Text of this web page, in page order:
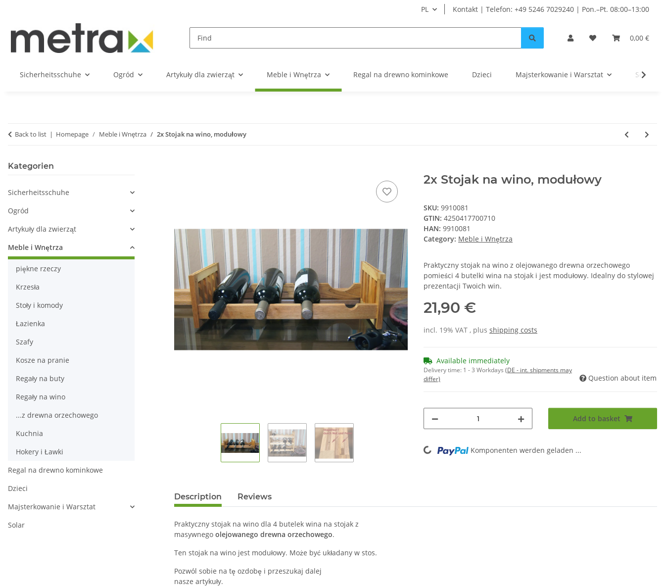
PL Kontakt | Telefon: +49 5246 7029240 | Pon.–Pt. 08:00–13:00
0,00 €
Sicherheitsschuhe Ogród Artykuły dla zwierząt Meble i Wnętrza Regal na drewno kominkowe Dzieci Majsterkowanie i Warsztat Solar
Back to list Homepage Meble i Wnętrza 2x Stojak na wino, modułowy
2x Stojak na wino, modułowy
SKU: 9910081
GTIN: 4250417700710
HAN: 9910081
Category: Meble i Wnętrza
Praktyczny stojak na wino z olejowanego drewna orzechowego
pomieści 4 butelki wina na stojak i jest modułowy. Idealny do stylowej
prezentacji Twoich win.
21,90 €
incl. 19% VAT , plus shipping costs
Available immediately
Delivery time: 1 - 3 Workdays (DE - int. shipments may
differ)
Question about item
Add to basket
Loading... Komponenten werden geladen ...
Description Reviews
Praktyczny stojak na wino dla 4 butelek wina na stojak z
masywnego olejowanego drewna orzechowego.
Ten stojak na wino jest modułowy. Może być układany w stos.
Pozwól sobie na tę ozdobę i przeszukaj dalej
nasze artykuły.
Kategorien
Sicherheitsschuhe
Ogród
Artykuły dla zwierząt
Meble i Wnętrza
piękne rzeczy
Krzesła
Stoły i komody
Łazienka
Szafy
Kosze na pranie
Regały na buty
Regały na wino
...z drewna orzechowego
Kuchnia
Hokery i Ławki
Regal na drewno kominkowe
Dzieci
Majsterkowanie i Warsztat
Solar